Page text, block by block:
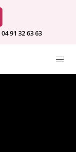
04 91 32 63 63